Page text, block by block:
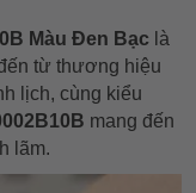
Màu Đen Bạc là
từ thương hiệu
lịch, cùng kiểu
mang đến
lãm.